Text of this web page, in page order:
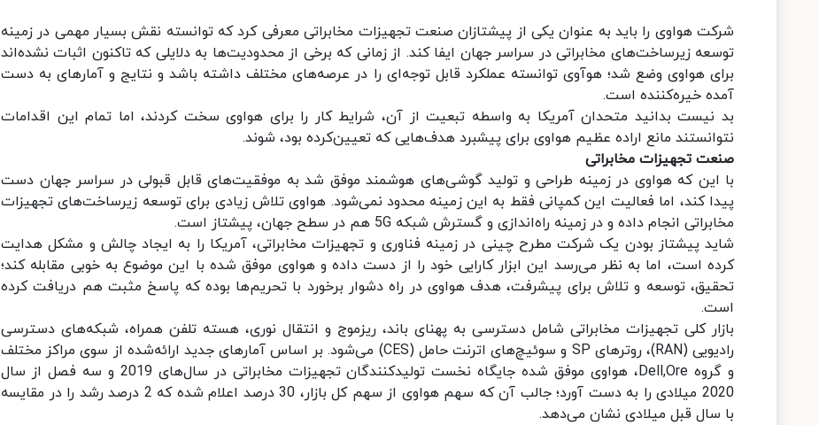
شرکت هواوی را باید به عنوان یکی از پیشتازان صنعت تجهیزات مخابراتی معرفی کرد که توانسته نقش بسیار مهمی در زمینه
توسعه زیرساخت‌های مخابراتی در سراسر جهان ایفا کند. از زمانی که برخی از محدودیت‌ها به دلایلی که تاکنون اثبات نشده‌اند
برای هواوی وضع شد؛ هوآوی توانسته عملکرد قابل توجه‌ای را در عرصه‌های مختلف داشته باشد و نتایج و آمارهای به دست
آمده خیره‌کننده است.
بد نیست بدانید متحدان آمریکا به واسطه تبعیت از آن، شرایط کار را برای هواوی سخت کردند، اما تمام این اقدامات
نتوانستند مانع اراده عظیم هواوی برای پیشبرد هدف‌هایی که تعیین‌کرده بود، شوند.
صنعت تجهیزات مخابراتی
با این که هواوی در زمینه طراحی و تولید گوشی‌های هوشمند موفق شد به موفقیت‌های قابل قبولی در سراسر جهان دست
پیدا کند، اما فعالیت این کمپانی فقط به این زمینه محدود نمی‌شود. هواوی تلاش زیادی برای توسعه زیرساخت‌های تجهیزات
مخابراتی انجام داده و در زمینه راه‌اندازی و گسترش شبکه 5G هم در سطح جهان، پیشتاز است.
شاید پیشتاز بودن یک شرکت مطرح چینی در زمینه فناوری و تجهیزات مخابراتی، آمریکا را به ایجاد چالش‌ و مشکل هدایت
کرده است، اما به نظر می‌رسد این ابزار کارایی خود را از دست داده و هواوی موفق شده با این موضوع به خوبی مقابله کند؛
تحقیق، توسعه و تلاش برای پیشرفت، هدف هواوی در راه دشوار برخورد با تحریم‌ها بوده که پاسخ مثبت هم دریافت کرده
است.
بازار کلی تجهیزات مخابراتی شامل دسترسی به پهنای باند، ریزموج و انتقال نوری، هسته تلفن همراه، شبکه‌های دسترسی
رادیویی (RAN)، روترهای SP و سوئیچ‌های اترنت حامل (CES) می‌شود. بر اساس آمارهای جدید ارائه‌شده از سوی مراکز مختلف
و گروه Dell,Ore، هواوی موفق شده جایگاه نخست تولیدکنندگان تجهیزات مخابراتی در سال‌های 2019 و سه فصل از سال
2020 میلادی را به دست آورد؛ جالب آن که سهم هواوی از سهم کل بازار، 30 درصد اعلام شده که 2 درصد رشد را در مقایسه
با سال قبل میلادی نشان می‌دهد.